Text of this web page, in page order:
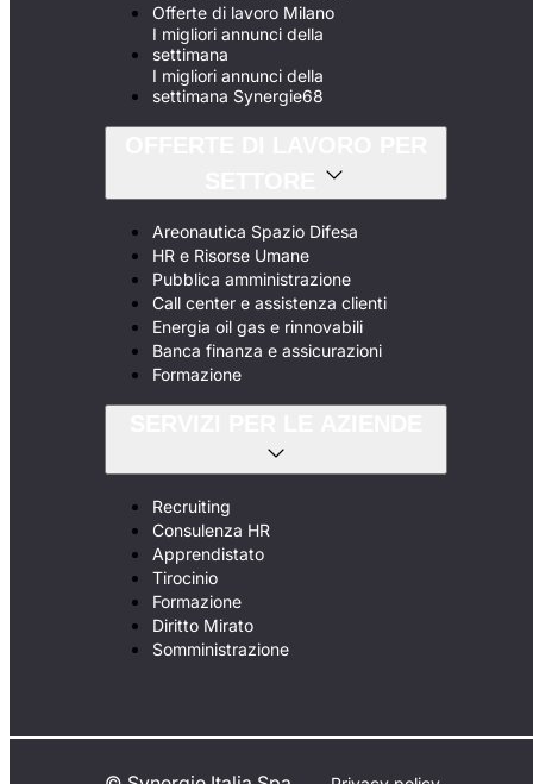
Offerte di lavoro Milano
I migliori annunci della
settimana
I migliori annunci della
settimana Synergie68
Areonautica Spazio Difesa
HR e Risorse Umane
Pubblica amministrazione
Call center e assistenza clienti
Energia oil gas e rinnovabili
Banca finanza e assicurazioni
Formazione
Recruiting
Consulenza HR
Apprendistato
Tirocinio
Formazione
Diritto Mirato
Somministrazione